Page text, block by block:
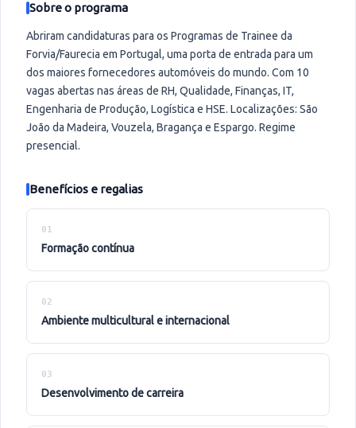
Sobre o programa
Abriram candidaturas para os Programas de Trainee da
Forvia/Faurecia em Portugal, uma porta de entrada para um
dos maiores fornecedores automóveis do mundo. Com 10
vagas abertas nas áreas de RH, Qualidade, Finanças, IT,
Engenharia de Produção, Logística e HSE. Localizações: São
João da Madeira, Vouzela, Bragança e Espargo. Regime
presencial.
Benefícios e regalias
01
formação contínua
02
ambiente multicultural e internacional
03
desenvolvimento de carreira